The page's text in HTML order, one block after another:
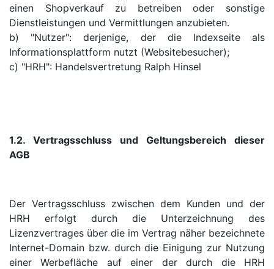
einen Shopverkauf zu betreiben oder sonstige
Dienstleistungen und Vermittlungen anzubieten.
b) "Nutzer": derjenige, der die Indexseite als
Informationsplattform nutzt (Websitebesucher);
c) "HRH": Handelsvertretung Ralph Hinsel
1.2. Vertragsschluss und Geltungsbereich dieser
AGB
Der Vertragsschluss zwischen dem Kunden und der
HRH erfolgt durch die Unterzeichnung des
Lizenzvertrages über die im Vertrag näher bezeichnete
Internet-Domain bzw. durch die Einigung zur Nutzung
einer Werbefläche auf einer der durch die HRH